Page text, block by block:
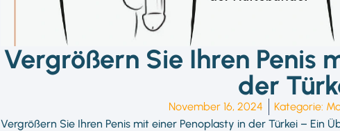
Vergrößern Sie Ihren Penis
der
November 16, 2024 Kategorie:
Vergrößern Sie Ihren Penis mit einer Penoplasty in der Türkei – Ein